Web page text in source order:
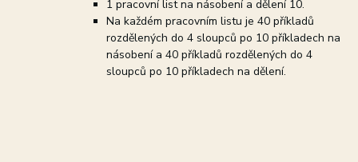
1 pracovní list na násobení a dělení 10.
Na každém pracovním listu je 40 příkladů
rozdělených do 4 sloupců po 10 příkladech na
násobení a 40 příkladů rozdělených do 4
sloupců po 10 příkladech na dělení.